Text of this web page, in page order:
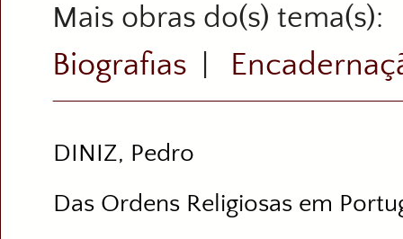
Mais obras do(s)
Biografias
DINIZ, Pedro
Das Ordens Religiosas em